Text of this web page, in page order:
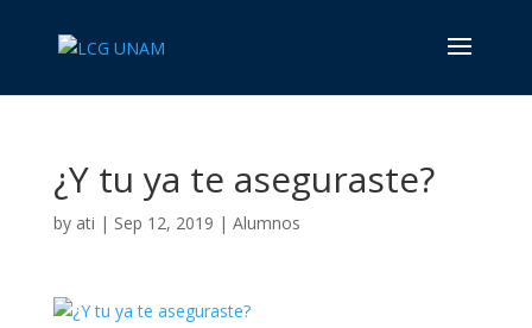
¿Y tu ya te aseguraste?
by ati | Sep 12, 2019 | Alumnos